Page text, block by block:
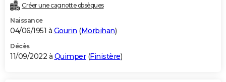
Créer une cagnotte obsèques
Naissance
04/06/1951 à Gourin (Morbihan)
Décès
11/09/2022 à Quimper(Finistère)